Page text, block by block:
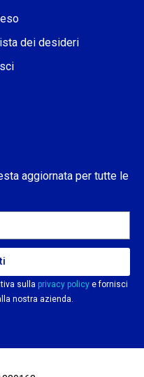
dei desideri
aggiornata per tutte le
sulla privacy policy e fornisci
nostra azienda.